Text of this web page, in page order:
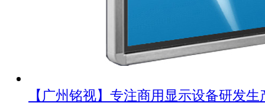
【广州铭视】专注商用显示设备研发